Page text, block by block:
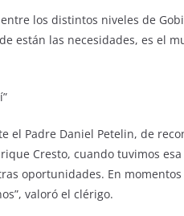
los distintos niveles de
están las necesidades, es el
el Padre Daniel Petelin, de
Cresto, cuando tuvimos
oportunidades. En
valoró el clérigo.